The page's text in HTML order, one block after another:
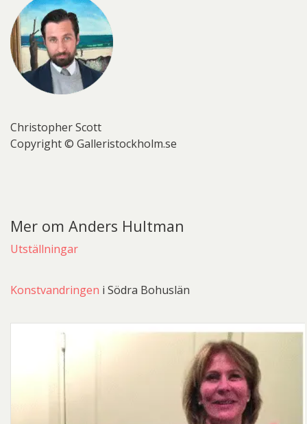
Christopher Scott
Copyright © Galleristockholm.se
Mer om Anders Hultman
Utställningar
Konstvandringen i Södra Bohuslän